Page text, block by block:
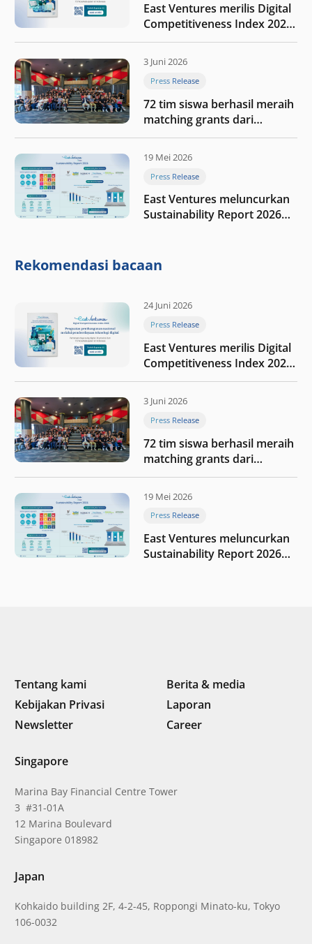
East Ventures merilis Digital
Competitiveness Index 2026,
menyoroti fase transformasi
digital Indonesia selanjutnya
3 Juni 2026
Press Release
72 tim siswa berhasil meraih
matching grants dari
program My First $1000
19 Mei 2026
Press Release
East Ventures meluncurkan
Sustainability Report 2026
nilai melalui kedisiplinan”
Rekomendasi bacaan
24 Juni 2026
Press Release
East Ventures merilis Digital
Competitiveness Index 2026,
menyoroti fase transformasi
digital Indonesia selanjutnya
3 Juni 2026
Press Release
72 tim siswa berhasil meraih
matching grants dari
program My First $1000
19 Mei 2026
Press Release
East Ventures meluncurkan
Sustainability Report 2026
Tentang kami
Berita & media
Kebijakan Privasi
Laporan
Newsletter
Career
Singapore
Marina Bay Financial Centre Tower
3 #31-01A
12 Marina Boulevard
Singapore 018982
Japan
Kohkaido building 2F, 4-2-45, Roppongi Minato-ku, Tokyo
106-0032